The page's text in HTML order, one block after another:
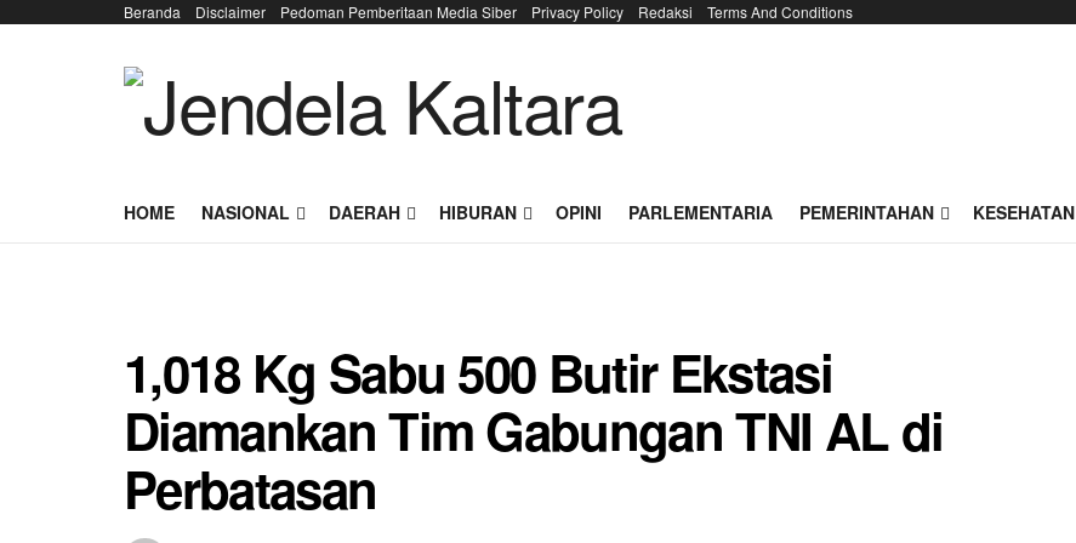
Beranda Disclaimer Pedoman Pemberitaan Media Siber Privacy Policy Redaksi Terms And Conditions
HOME NASIONAL DAERAH HIBURAN OPINI PARLEMENTARIA PEMERINTAHAN KESEHATAN
1,018 Kg Sabu 500 Butir Ekstasi
Diamankan Tim Gabungan TNI AL di
Perbatasan